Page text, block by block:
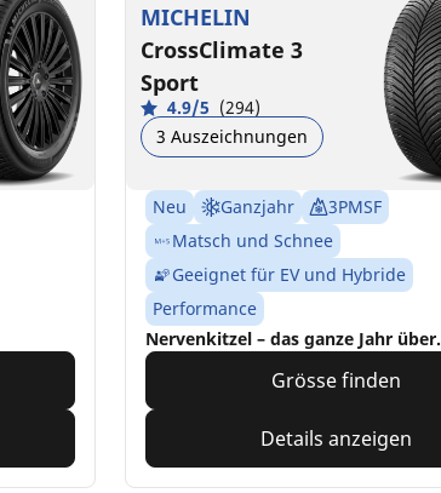
MICHELIN
CrossClimate 3
Sport
4.9/5 (294)
3 Auszeichnungen
Neu Ganzjahr
3PMSF
Matsch und Schnee
Geeignet für EV und Hybride
Performance
Nervenkitzel – das ganze Jahr über.
Grösse finden
Details anzeigen